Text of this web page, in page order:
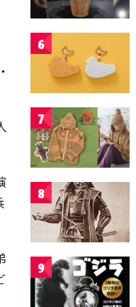
6
7
8
9